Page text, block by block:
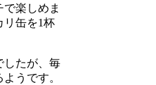
楽しめま
リ缶を1杯
したが、毎
うです。